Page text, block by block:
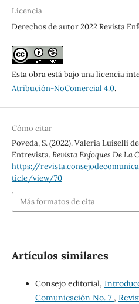
Licencia
Derechos de autor 2022 Revista
Esta obra está bajo una licencia
Atribución-NoComercial 4.0.
Cómo citar
Poveda, S. (2022). Valeria Luiselli
Entrevista.Revista Enfoques De La
https://
ticle/view/70
Más formatos de cita
Artículos similares
Consejo editorial,
Comunicación No. 7 ,